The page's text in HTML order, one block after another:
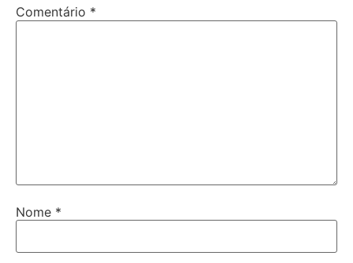
Comentário *
Nome *